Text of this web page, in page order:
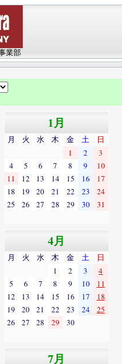
業部
1月
月 火 水 木 金 土
日
1
2
3
4
5 6 7 8 9
10
11
12 13 14 15 16
17
18
19 20 21 22 23
24
25
26 27 28 29 30 31
4月
月 火 水 木 金 土
日
1
2 3
4
5
6 7 8 9 10
11
12
13 14 15 16 17
18
19
20 21 22 23 24
25
26
27 28 29 30
7月